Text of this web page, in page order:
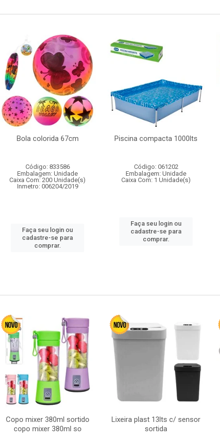
Bola colorida 67cm
Código: 833586
Embalagem: Unidade
Caixa Com: 200 Unidade(s)
Inmetro: 006204/2019
Faça seu login ou
cadastre-se para
comprar.
Piscina compacta 1000lts
Código: 061202
Embalagem: Unidade
Caixa Com: 1 Unidade(s)
Faça seu login ou
cadastre-se para
comprar.
Copo mixer 380ml sortido
copo mixer 380ml so
Lixeira plast 13lts c/ sensor
sortida